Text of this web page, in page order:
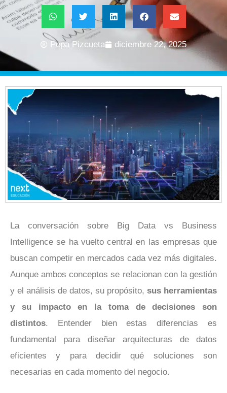
Pepa Pizcueta diciembre 22, 2025
La conversación sobre Big Data vs Business
Intelligence se ha vuelto central en las empresas que
buscan competir en mercados cada vez más digitales.
Aunque ambos conceptos se relacionan con la gestión
y el análisis de datos, su propósito, sus herramientas
y su impacto en la toma de decisiones son
distintos. Entender bien estas diferencias es
fundamental para diseñar arquitecturas de datos
eficientes y para decidir qué soluciones son
necesarias en cada momento del negocio.